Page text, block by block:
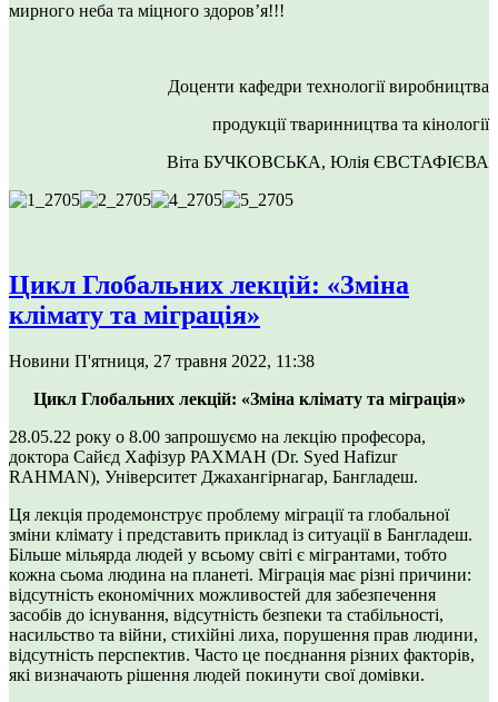
мирного неба та міцного здоров’я!!!
Доценти кафедри технології виробництва
продукції тваринництва та кінології
Віта БУЧКОВСЬКА, Юлія ЄВСТАФІЄВА
Цикл Глобальних лекцій: «Зміна
клімату та міграція»
Новини П'ятниця, 27 травня 2022, 11:38
Цикл Глобальних лекцій: «Зміна клімату та міграція»
28.05.22 року о 8.00 запрошуємо на лекцію професора,
доктора Сайєд Хафізур РАХМАН (Dr. Syed Hafizur
RAHMAN), Університет Джахангірнагар, Бангладеш.
Ця лекція продемонструє проблему міграції та глобальної
зміни клімату і представить приклад із ситуації в Бангладеш.
Більше мільярда людей у всьому світі є мігрантами, тобто
кожна сьома людина на планеті. Міграція має різні причини:
відсутність економічних можливостей для забезпечення
засобів до існування, відсутність безпеки та стабільності,
насильство та війни, стихійні лиха, порушення прав людини,
відсутність перспектив. Часто це поєднання різних факторів,
які визначають рішення людей покинути свої домівки.